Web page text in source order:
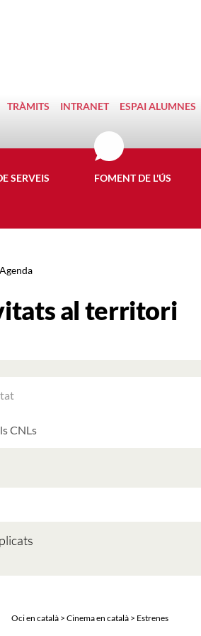
TRÀMITS INTRANET ESPAI ALUMNES
SERVEIS FOMENT DE L'ÚS
Agenda
al territori
Oci en català > Cinema en català > Estrenes